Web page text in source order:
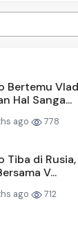
Bertemu
Hal Sanga...
ago 778
Tiba di
V...
ago 712